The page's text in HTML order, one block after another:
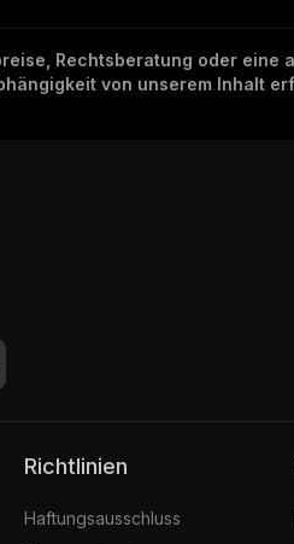
Rechtsberatung oder eine
von unserem Inhalt
Richtlinien
Haftungsausschluss